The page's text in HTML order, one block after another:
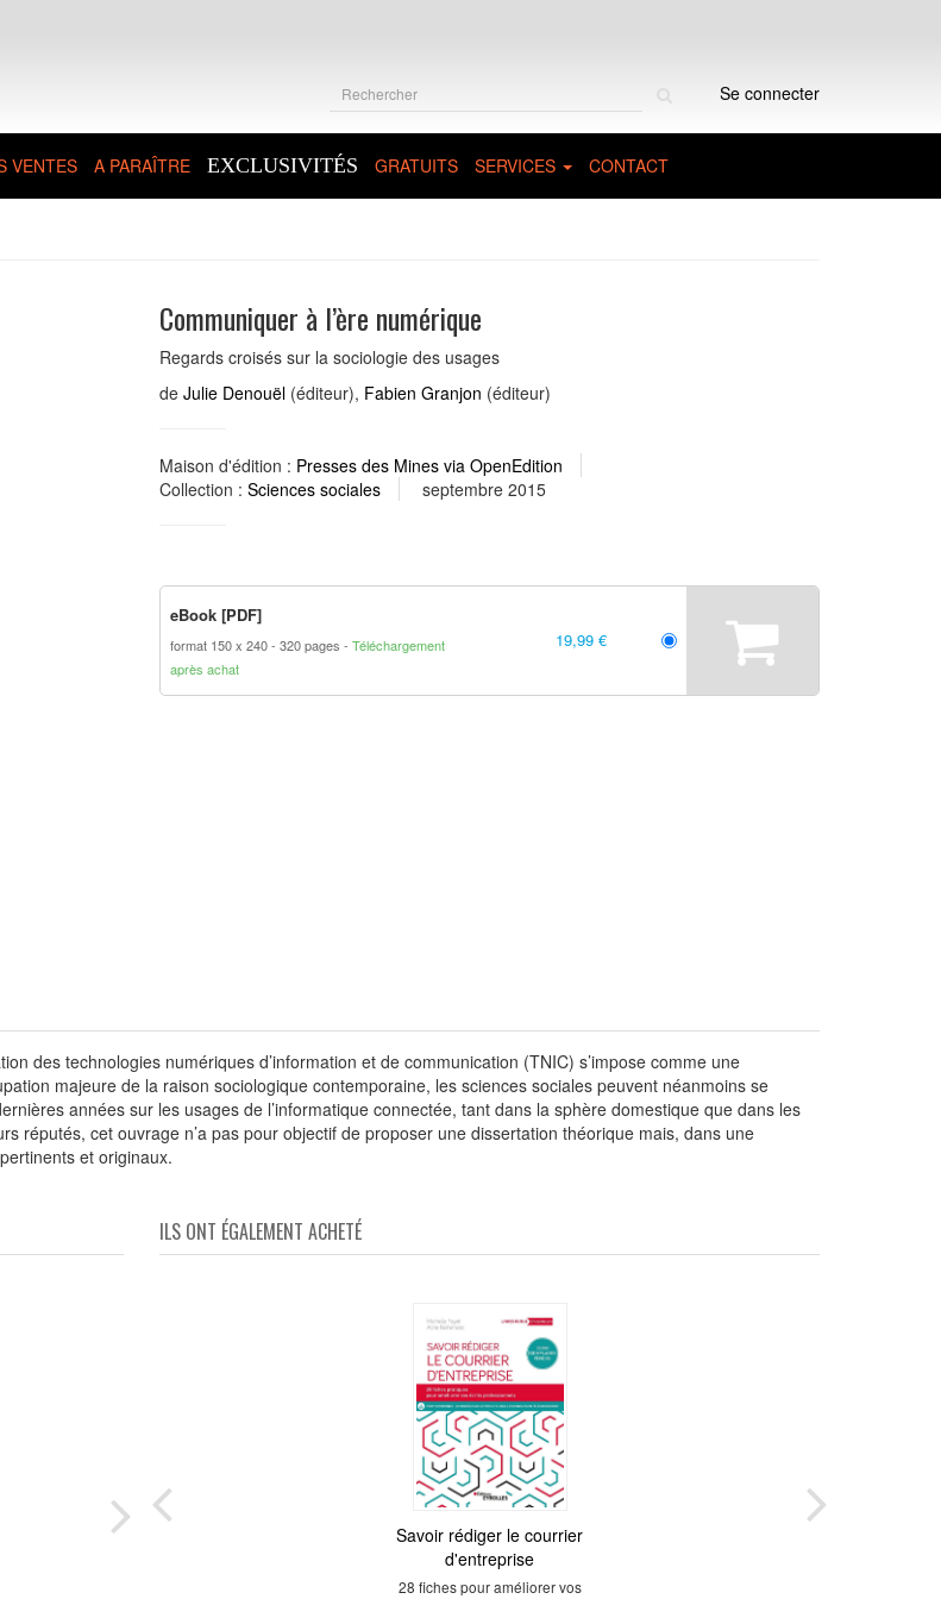
Se connecter
VENTES A PARAÎTRE EXCLUSIVITÉS GRATUITS SERVICES CONTACT
Communiquer à l’ère numérique
Regards croisés sur la sociologie des usages
de Julie Denouël (éditeur), Fabien Granjon (éditeur)
Maison d'édition : Presses des Mines via OpenEdition
Collection : Sciences sociales septembre 2015
eBook [PDF]
format 150 x 240 320 pages
Téléchargement
après achat
19,99 €
des technologies numériques d’information et de communication (TNIC) s’impose comme une
majeure de la raison sociologique contemporaine, les sciences sociales peuvent néanmoins se
années sur les usages de l’informatique connectée, tant dans la sphère domestique que dans les
réputés, cet ouvrage n’a pas pour objectif de proposer une dissertation théorique mais, dans une
et originaux.
Communication,
idéologies et hégémonies
culturelles
ILS ONT ÉGALEMENT ACHETÉ
Savoir rédiger le courrier
d'entreprise
28 fiches pour améliorer vos